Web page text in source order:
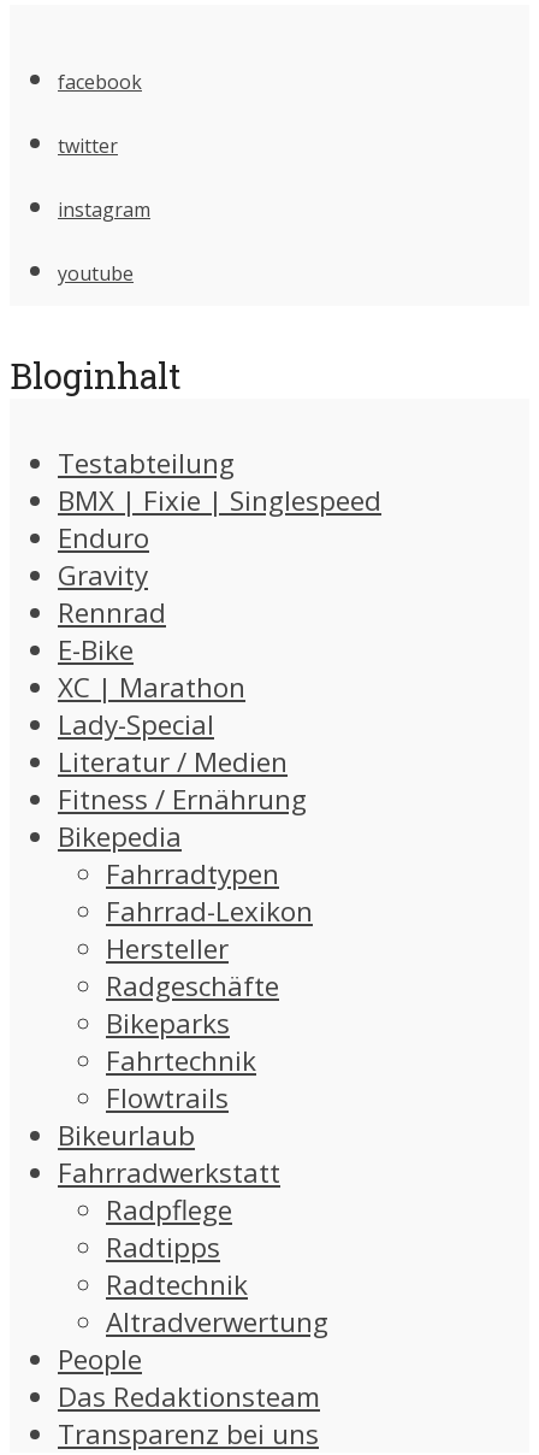
facebook
twitter
instagram
youtube
Bloginhalt
Testabteilung
BMX | Fixie | Singlespeed
Enduro
Gravity
Rennrad
E-Bike
XC | Marathon
Lady-Special
Literatur / Medien
Fitness / Ernährung
Bikepedia
Fahrradtypen
Fahrrad-Lexikon
Hersteller
Radgeschäfte
Bikeparks
Fahrtechnik
Flowtrails
Bikeurlaub
Fahrradwerkstatt
Radpflege
Radtipps
Radtechnik
Altradverwertung
People
Das Redaktionsteam
Transparenz bei uns